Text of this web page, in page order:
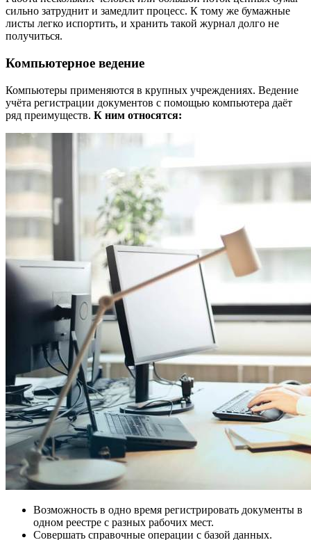
сильно затруднит и замедлит процесс. К тому же бумажные
листы легко испортить, и хранить такой журнал долго не
получиться.
Компьютерное ведение
Компьютеры применяются в крупных учреждениях. Ведение
учёта регистрации документов с помощью компьютера даёт
ряд преимуществ. К ним относятся:
Возможность в одно время регистрировать документы в
одном реестре с разных рабочих мест.
Совершать справочные операции с базой данных.